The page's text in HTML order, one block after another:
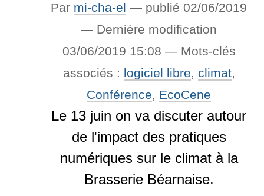
Par mi-cha-el — publié 02/06/2019
— Dernière modification
03/06/2019 15:08 — Mots-clés
associés : logiciel libre, climat,
Conférence, EcoCene
Le 13 juin on va discuter autour
de l'impact des pratiques
numériques sur le climat à la
Brasserie Béarnaise.